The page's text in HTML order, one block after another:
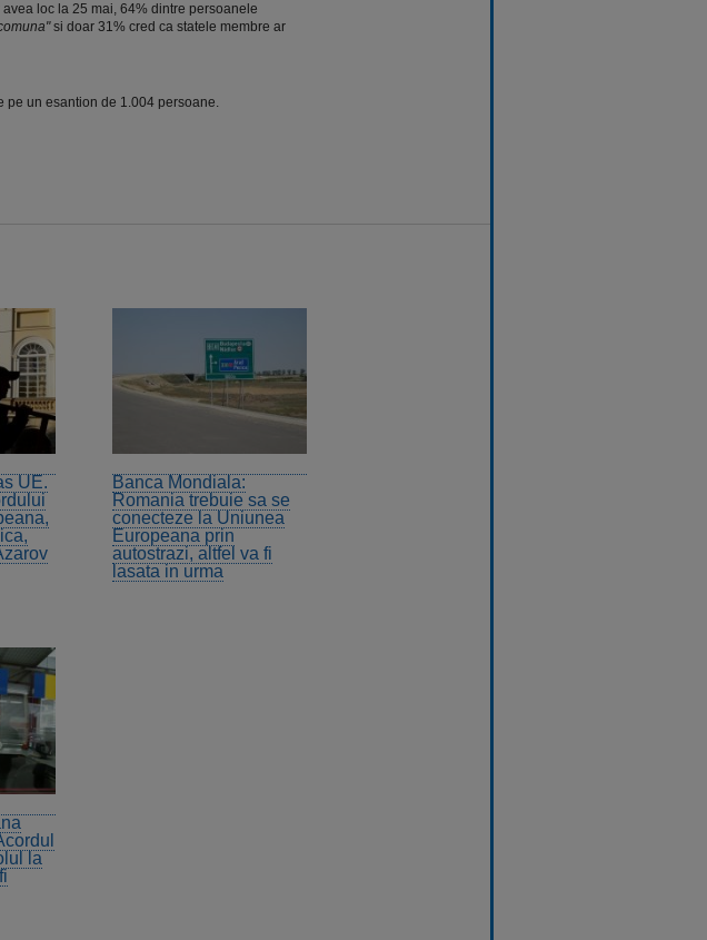
loc la 25 mai, 64% dintre persoanele
si doar 31% cred ca statele membre ar
pe un esantion de 1.004 persoane.
UE.
Banca Mondiala:
Romania trebuie sa se
conecteze la Uniunea
Europeana prin
autostrazi, altfel va fi
lasata in urma
la